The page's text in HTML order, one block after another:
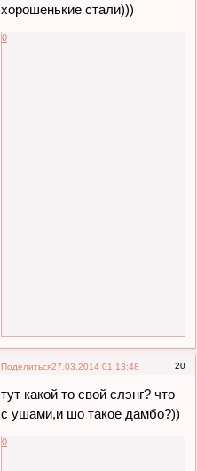
хорошенькие стали)))
0
Поделиться 20
27.03.2014 01:13:48
тут какой то свой слэнг? что
с ушами,и шо такое дамбо?))
0